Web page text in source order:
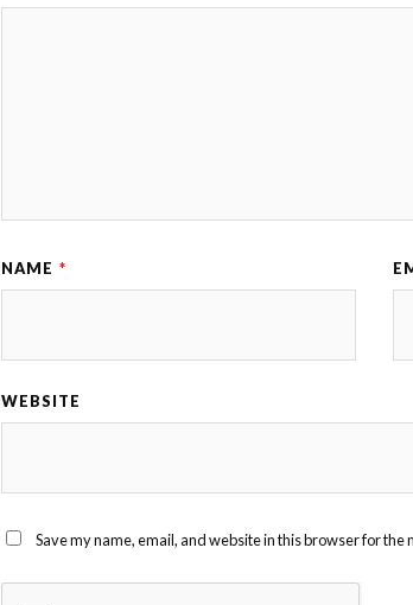
NAME *
WEBSITE
Save my name, email, and website in this browser for the